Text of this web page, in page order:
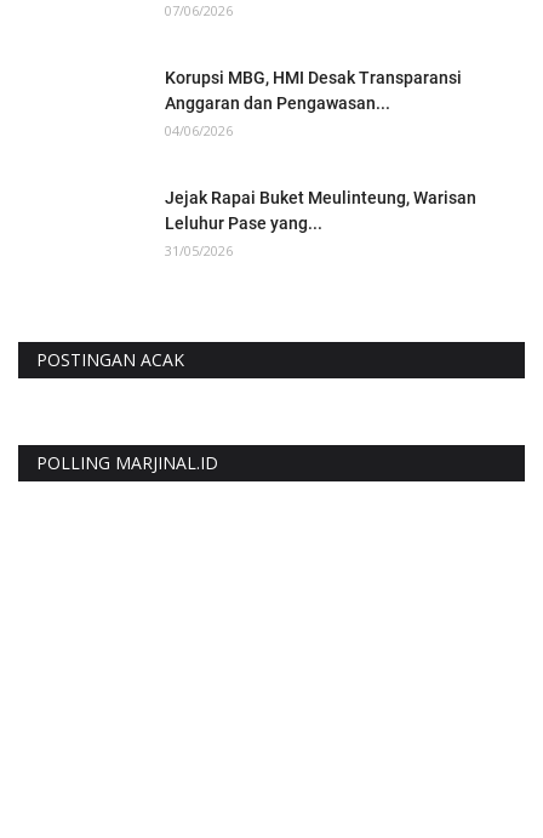
07/06/2026
Korupsi MBG, HMI Desak Transparansi
Anggaran dan Pengawasan...
04/06/2026
Jejak Rapai Buket Meulinteung, Warisan
Leluhur Pase yang...
31/05/2026
POSTINGAN ACAK
POLLING MARJINAL.ID